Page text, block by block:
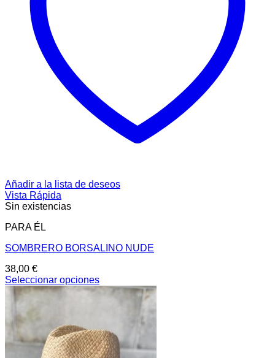
Añadir a la lista de deseos
Vista Rápida
Sin existencias
PARA ÉL
SOMBRERO BORSALINO NUDE
38,00 €
Seleccionar opciones
Este
producto
tiene
múltiples
variantes.
Las